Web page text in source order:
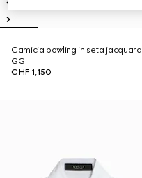
Camicia bowling in seta jacquard
GG
CHF 1,150